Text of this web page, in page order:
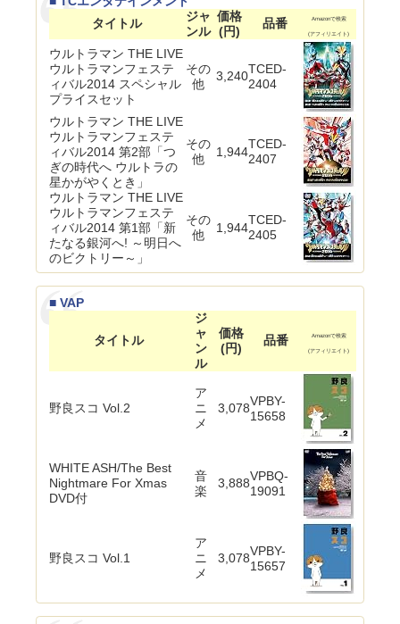
タイトル
ジャ
ンル
価格
(円)
品番 Amazonで検索
(アフィリエイト)
ウルトラマン THE LIVE
ウルトラマンフェステ
ィバル2014 スペシャル
プライスセット
その
他
3,240TCED-
2404
ウルトラマン THE LIVE
ウルトラマンフェステ
ィバル2014 第2部「つ
ぎの時代へ ウルトラの
星かがやくとき」
その
他
1,944
TCED-
2407
ウルトラマン THE LIVE
ウルトラマンフェステ
ィバル2014 第1部「新
たなる銀河へ! ～明日へ
のビクトリー～」
その
他
1,944
TCED-
2405
■ VAP
タイトル
ジ
ャ
ン
ル
価格
(円)
品番 Amazonで検索
(アフィリエイト)
野良スコ Vol.2
ア
ニ
メ
3,078VPBY-
15658
WHITE ASH/The Best
Nightmare For Xmas
DVD付
音
楽
3,888VPBQ-
19091
野良スコ Vol.1
ア
ニ
メ
3,078VPBY-
15657